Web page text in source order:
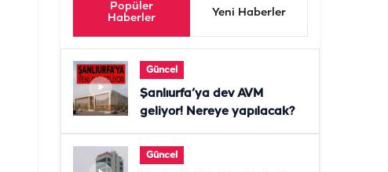
Popüler
Haberler
Yeni Haberler
Güncel
Şanlıurfa’ya dev AVM
geliyor! Nereye yapılacak?
Güncel